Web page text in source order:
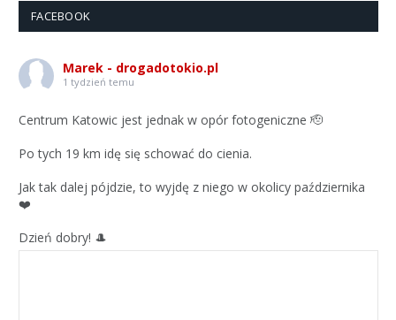
FACEBOOK
Marek - drogadotokio.pl
1 tydzień temu
Centrum Katowic jest jednak w opór fotogeniczne 🫡
Po tych 19 km idę się schować do cienia.
Jak tak dalej pójdzie, to wyjdę z niego w okolicy października
❤️
Dzień dobry! 🎩